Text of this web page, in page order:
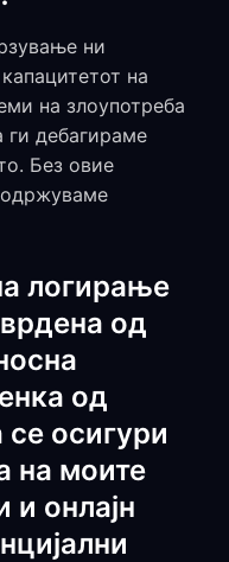
ни
на
на злоупотреба
ги дебагираме
Без овие
логирање
од
од
се осигури
на моите
онлајн